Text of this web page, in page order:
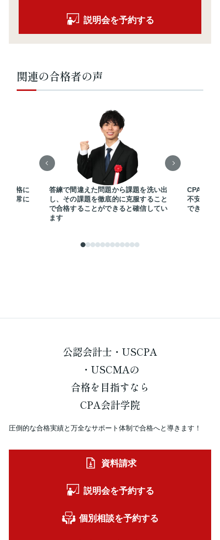
説明会を予約する
関連の合格者の声
合格に
と常に
答練で間違えた問題から課題を洗い出
し、その課題を徹底的に克服すること
で合格することができると確信してい
ます
CPAを選
不安を感
できまし
公認会計士・USCPA
・USCMAの
合格を 目指すなら
CPA会計学院
圧倒的な合格実績と万全なサポート体制で合格へと導きます！
資料請求
説明会を予約する
個別相談を予約する